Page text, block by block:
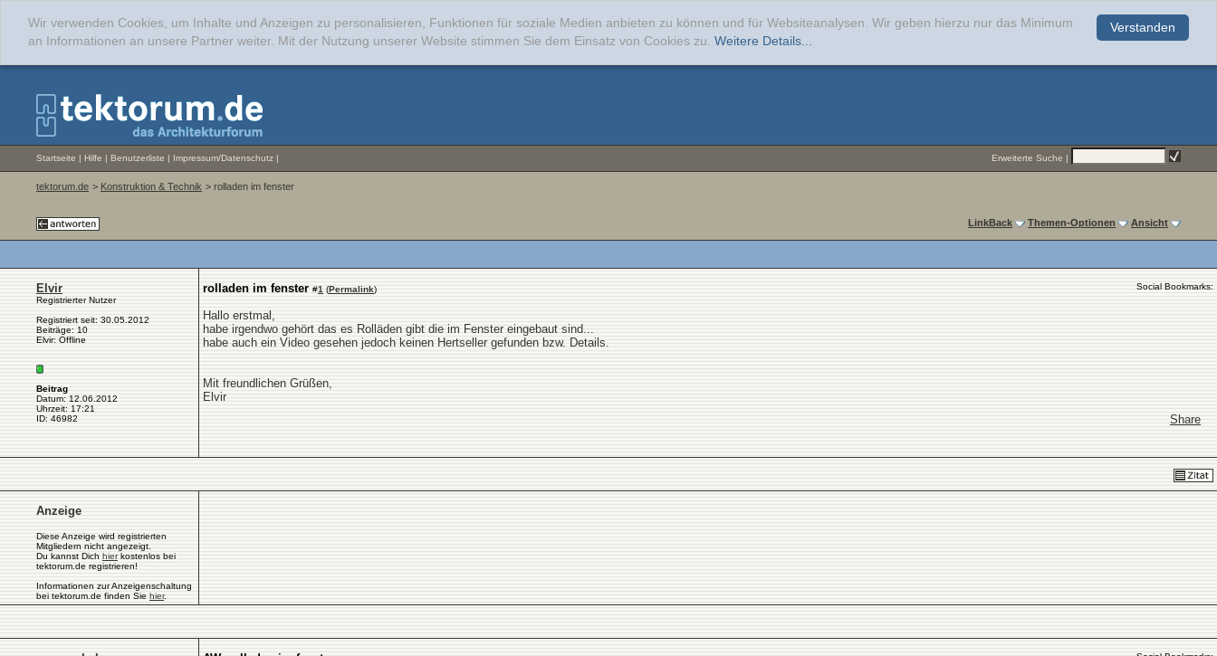
Verstanden
Wir verwenden Cookies, um Inhalte und Anzeigen zu personalisieren, Funktionen für soziale Medien anbieten zu können und für Websiteanalysen. Wir geben hierzu nur das Minimum
an Informationen an unsere Partner weiter. Mit der Nutzung unserer Website stimmen Sie dem Einsatz von Cookies zu. Weitere Details...
Startseite | Hilfe | Benutzerliste | Impressum/Datenschutz | Erweiterte Suche |
tektorum.de > Konstruktion & Technik > rolladen im fenster
LinkBack Themen-Optionen Ansicht
Elvir
Registrierter Nutzer
Registriert seit: 30.05.2012
Beiträge: 10
Elvir: Offline
Beitrag
Datum: 12.06.2012
Uhrzeit: 17:21
ID: 46982
rolladen im fenster #1 (Permalink) Social Bookmarks:
Hallo erstmal,
habe irgendwo gehört das es Rolläden gibt die im Fenster eingebaut sind...
habe auch ein Video gesehen jedoch keinen Hertseller gefunden bzw. Details.
Mit freundlichen Grüßen,
Elvir
Share
Anzeige
Diese Anzeige wird registrierten
Mitgliedern nicht angezeigt.
Du kannst Dich hierkostenlos bei
tektorum.de registrieren!
Informationen zur Anzeigenschaltung
bei tektorum.de finden Sie hier.